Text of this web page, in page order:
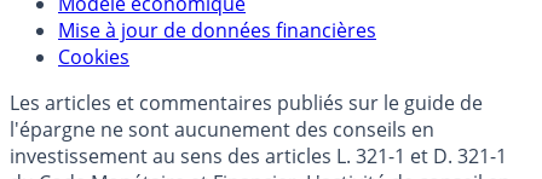
Données)
Modèle économique
Cookies
Les articles et commentaires publiés sur le guide de